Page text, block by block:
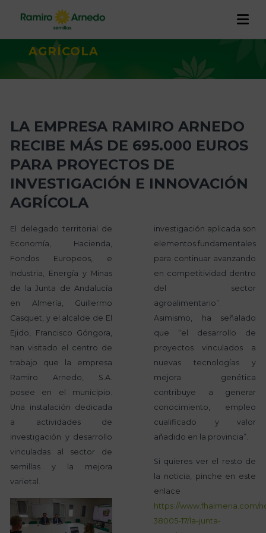
EMPRESA
Trabaja con nosotros
Proyectos
CALIDAD Y TRAZABILIDAD
RAMIRO ARNEDO EN EL MUNDO
ACTUALIDAD
CONTACTO
695.000 EUROS PARA PROYECTOS
DE INVESTIGACIÓN E INNOVACIÓN
AGRÍCOLA
LA EMPRESA RAMIRO ARNEDO
RECIBE MÁS DE 695.000 EUROS
PARA PROYECTOS DE
INVESTIGACIÓN E INNOVACIÓN
AGRÍCOLA
El delegado territorial de
Economía, Hacienda,
Fondos Europeos, e
Industria, Energía y Minas
de la Junta de Andalucía
en Almería, Guillermo
Casquet, y el alcalde de El
Ejido, Francisco Góngora,
han visitado el centro de
trabajo que la empresa
Ramiro Arnedo, S.A.
posee en el municipio.
Una instalación dedicada
a actividades de
investigación y desarrollo
vinculadas al sector de
semillas y la mejora
varietal.
investigación aplicada son
elementos fundamentales
para continuar avanzando
en competitividad dentro
del sector
agroalimentario”.
Asimismo, ha señalado
que “el desarrollo de
proyectos vinculados a
nuevas tecnologías y
mejora genética
contribuye a generar
conocimiento, empleo
cualificado y valor
añadido en la provincia”.
Si quieres ver el resto de
la noticia, pinche en este
enlace
https://www.fhalmeria.com/
38005-17/la-junta-